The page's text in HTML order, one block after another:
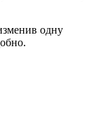
одну